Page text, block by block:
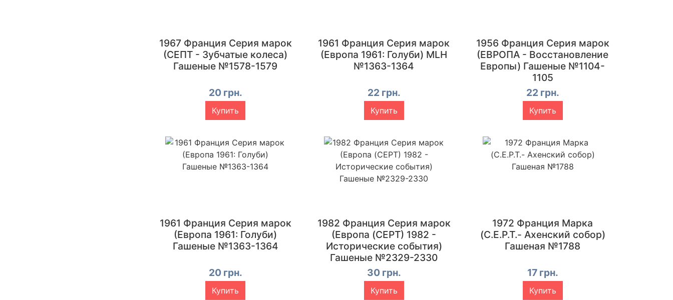
1967 Франция Серия марок
(СЕПТ - Зубчатые колеса)
Гашеные №1578-1579
20 грн.
Купить
1961 Франция Серия марок
(Европа 1961: Голуби) MLH
№1363-1364
22 грн.
Купить
1956 Франция Серия марок
(ЕВРОПА - Восстановление
Европы) Гашеные №1104-
1105
22 грн.
Купить
1961 Франция Серия марок
(Европа 1961: Голуби)
Гашеные №1363-1364
20 грн.
Купить
1982 Франция Серия марок
(Европа (CEPT) 1982 -
Исторические события)
Гашеные №2329-2330
30 грн.
Купить
1972 Франция Марка
(C.E.P.T.- Ахенский собор)
Гашеная №1788
17 грн.
Купить